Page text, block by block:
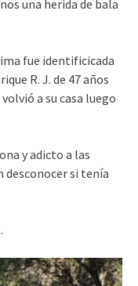
una herida de bala
fue identificicada
R. J. de 47 años
a su casa luego
y adicto a las
desconocer si tenía